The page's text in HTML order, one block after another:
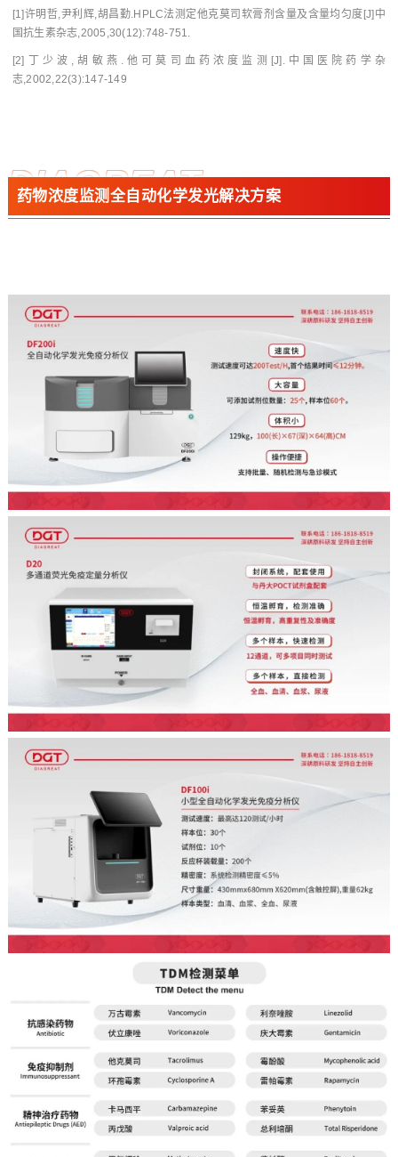
[1]许明哲,尹利辉,胡昌勤.HPLC法测定他克莫司软膏剂含量及含量均匀度[J]中
国抗生素杂志,2005,30(12):748-751.
[2]丁少波,胡敏燕.他可莫司血药浓度监测[J].中国医院药学杂
志,2002,22(3):147-149
DIAGREAT
药物浓度监测全自动化学发光解决方案